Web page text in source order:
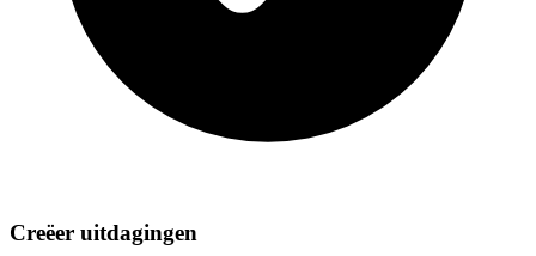
Creëer uitdagingen